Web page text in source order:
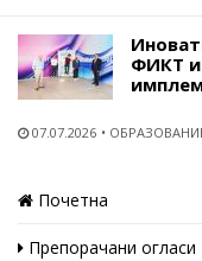
ФИКТ и
07.07.2026
Почетна
Препорачани огласи